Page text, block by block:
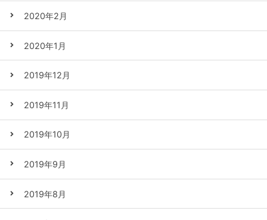
2020年2月
2020年1月
2019年12月
2019年11月
2019年10月
2019年9月
2019年8月